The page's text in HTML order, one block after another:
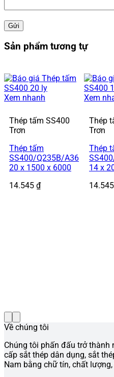
Sản phẩm tương tự
Xem nhanh
Thép tấm SS400
Trơn
Thép tấm
SS400/Q235B/A36
20 x 1500 x 6000
14.545 ₫
Xem
Thép
Trơn
Thép
14 x
14.545
Về chúng tôi
Chúng tôi phấn đấu trở thành
cấp sắt thép dân dụng, sắt
Nam bằng chữ tín, chất